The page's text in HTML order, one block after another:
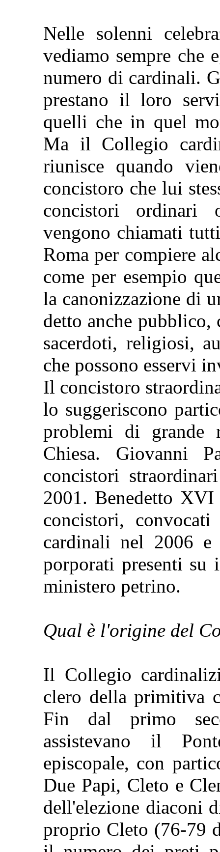
Nelle solenni
vediamo sempre che
numero di cardinali.
prestano il loro
quelli che in quel
Ma il Collegio
riunisce quando
concistoro che lui
concistori ordinari
vengono chiamati
Roma per compiere
come per esempio
la canonizzazione di
detto anche
sacerdoti, religiosi,
che possono esservi
Il concistoro
lo suggeriscono
problemi di grande
Chiesa. Giovanni
concistori
2001. Benedetto XVI
concistori,
cardinali nel 2006
porporati presenti su
ministero petrino.
Qual è l'origine del
Il Collegio
clero della primitiva
Fin dal primo
assistevano il
episcopale, con
Due Papi, Cleto e
dell'elezione diaconi
proprio Cleto (76-79